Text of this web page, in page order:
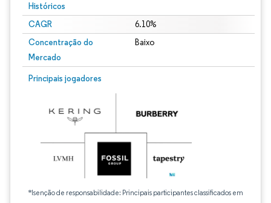
Históricos
CAGR 6.10%
Concentração do
Mercado
Baixo
Principais jogadores
*Isenção de responsabilidade: Principais participantes classificados em